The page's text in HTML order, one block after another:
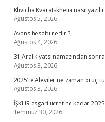
Khvicha Kvaratskhelia nasıl yazılır
Ağustos 5, 2026
Avans hesabı nedir ?
Ağustos 4, 2026
31 Aralık yatsı namazından
Ağustos 3, 2026
2025’te Aleviler ne zaman oruç
Ağustos 3, 2026
İŞKUR asgari ücret ne kadar 2025
Temmuz 30, 2026